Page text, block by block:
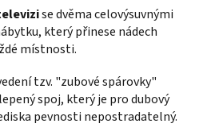
se dvěma celovýsuvnými
který přinese nádech
místnosti.
tzv. "zubové spárovky"
spoj, který je pro dubový
pevnosti nepostradatelný.